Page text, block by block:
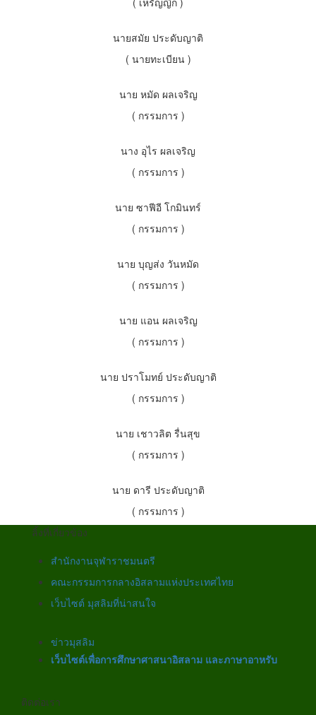
นายสมัย ประดับญาติ
( นายทะเบียน )
นาย หมัด ผลเจริญ
( กรรมการ )
นาง อุไร ผลเจริญ
( กรรมการ )
นาย ซาฟีอี โกมินทร์
( กรรมการ )
นาย บุญส่ง วันหมัด
( กรรมการ )
นาย แอน ผลเจริญ
( กรรมการ )
นาย ปราโมทย์ ประดับญาติ
( กรรมการ )
นาย เชาวลิต รื่นสุข
( กรรมการ )
นาย ดารี ประดับญาติ
( กรรมการ )
ลิ้งที่เกี่ยวข้อง
สำนักงานจุฬาราชมนตรี
คณะกรรมการกลางอิสลามแห่งประเทศไทย
เว็บไซต์ มุสลิมที่น่าสนใจ
ข่าวมุสลิม
เว็บไซต์เพื่อการศึกษาศาสนาอิสลาม และภาษาอาหรับ
ติดต่อเรา